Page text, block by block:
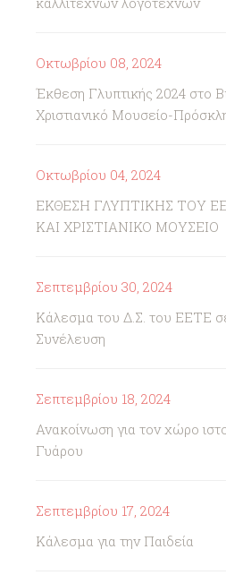
Οκτωβρίου 08, 2024
Έκθεση Γλυπτικής 2024 στο
Χριστιανικό Μουσείο-
Οκτωβρίου 04, 2024
ΕΚΘΕΣΗ ΓΛΥΠΤΙΚΗΣ ΤΟΥ
ΚΑΙ ΧΡΙΣΤΙΑΝΙΚΟ ΜΟΥΣΕΙΟ
Σεπτεμβρίου 30, 2024
Κάλεσμα του Δ.Σ. του ΕΕΤΕ
Συνέλευση
Σεπτεμβρίου 18, 2024
Ανακοίνωση για τον χώρο
Γυάρου
Σεπτεμβρίου 17, 2024
Κάλεσμα για την Παιδεία